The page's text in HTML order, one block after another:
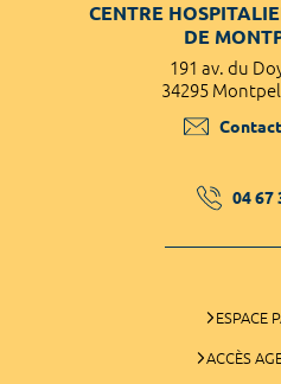
CENTRE
DE
191 av. du
34295
04 67
ESPACE
ACCÈS